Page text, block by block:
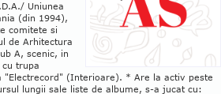
Uniunea
(din 1994),
comitete si
de Arhitectura
A, scenic, in
trupa
"Electrecord" (Interioare). * Are la activ peste
lungii sale liste de albume, s-a jucat cu: